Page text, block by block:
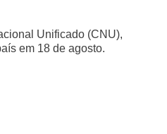
Unificado (CNU),
em 18 de agosto.